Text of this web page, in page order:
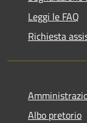
Leggi le FAQ
Richiesta
Albo pretorio